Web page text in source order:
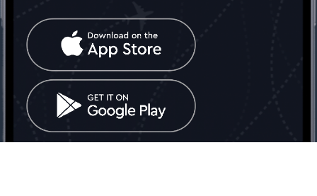
Επικοινωνήστε μαζί μας
Ηνωμένο Βασίλειο: Λονδίνο
Τηλ: +442030340050
info@mobinex.com
Επικοινωνήστε μαζί μας
Κοινωνικά Δίκτυα